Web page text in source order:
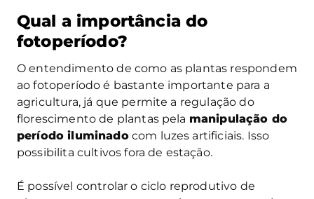
Qual a importância do
fotoperíodo?
O entendimento de como as plantas respondem
ao fotoperíodo é bastante importante para a
agricultura, já que permite a regulação do
florescimento de plantas pela manipulação do
período iluminadocom luzes artificiais. Isso
possibilita cultivos fora de estação.
É possível controlar o ciclo reprodutivo de